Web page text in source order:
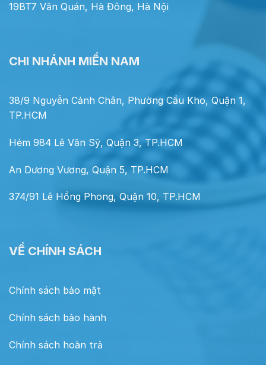
19BT7 Văn Quán, Hà Đông, Hà Nội
CHI NHÁNH MIỀN NAM
38/9 Nguyễn Cảnh Chân, Phường Cầu Kho, Quận 1,
TP.HCM
Hẻm 984 Lê Văn Sỹ, Quận 3, TP.HCM
An Dương Vương, Quận 5, TP.HCM
374/91 Lê Hồng Phong, Quận 10, TP.HCM
VỀ CHÍNH SÁCH
Chính sách bảo mật
Chính sách bảo hành
Chính sách hoàn trả